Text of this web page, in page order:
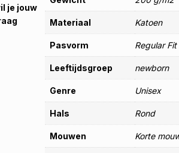
je jouw
Materiaal Katoen
Pasvorm Regular Fit
Leeftijdsgroep newborn
Genre Unisex
Hals Rond
Mouwen Korte